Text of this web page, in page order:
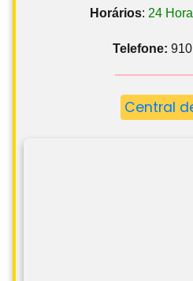
Horários: 24
Telefone:
Central